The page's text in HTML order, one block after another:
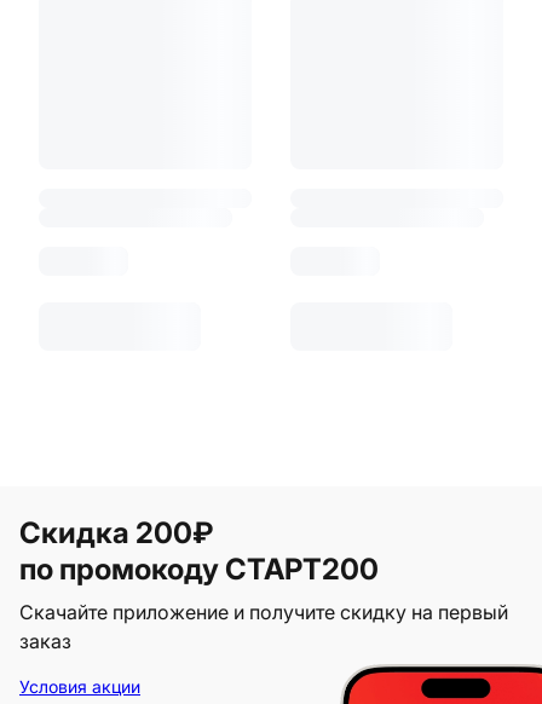
Скидка 200₽
по промокоду СТАРТ200
Скачайте приложение и получите скидку на первый
заказ
Условия акции